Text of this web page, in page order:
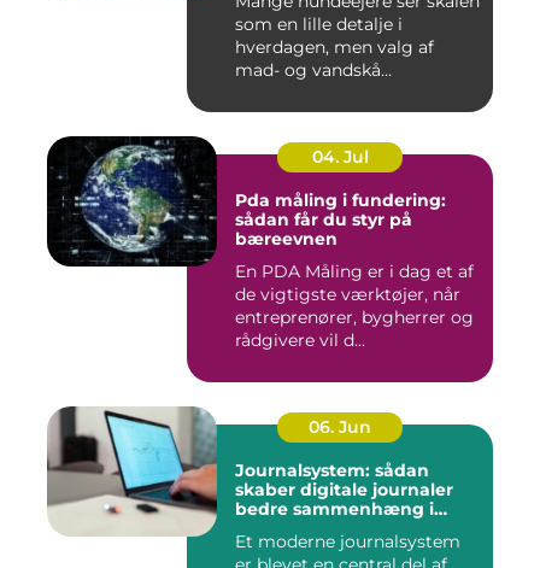
som en lille detalje i
hverdagen, men valg af
mad- og vandskå...
04. Jul
Pda måling i fundering:
sådan får du styr på
bæreevnen
En PDA Måling er i dag et af
de vigtigste værktøjer, når
entreprenører, bygherrer og
rådgivere vil d...
06. Jun
Journalsystem: sådan
skaber digitale journaler
bedre sammenhæng i
Et moderne journalsystem